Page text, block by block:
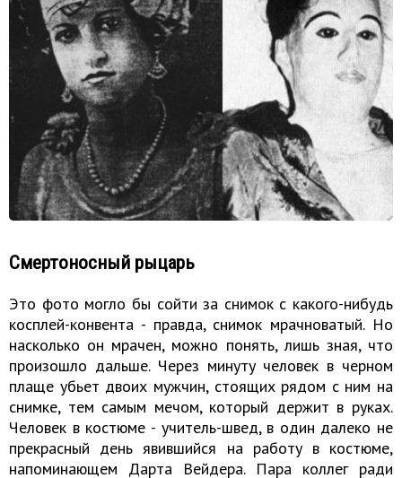
Смертоносный рыцарь
Это фото могло бы сойти за снимок с какого-нибудь
косплей-конвента - правда, снимок мрачноватый. Но
насколько он мрачен, можно понять, лишь зная, что
произошло дальше. Через минуту человек в черном
плаще убьет двоих мужчин, стоящих рядом с ним на
снимке, тем самым мечом, который держит в руках.
Человек в костюме - учитель-швед, в один далеко не
прекрасный день явившийся на работу в костюме,
напоминающем Дарта Вейдера. Пара коллег ради